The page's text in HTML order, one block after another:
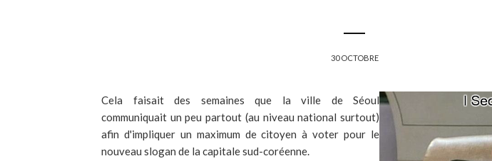
30 OCTOBRE
Cela faisait des semaines que la ville de Séoul
communiquait un peu partout (au niveau national surtout)
afin d'impliquer un maximum de citoyen à voter pour le
nouveau slogan de la capitale sud-coréenne.